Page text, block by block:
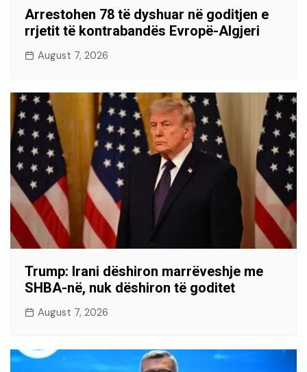
Arrestohen 78 të dyshuar në goditjen e
rrjetit të kontrabandës Evropë-Algjeri
August 7, 2026
Trump: Irani dëshiron marrëveshje me
SHBA-në, nuk dëshiron të goditet
August 7, 2026